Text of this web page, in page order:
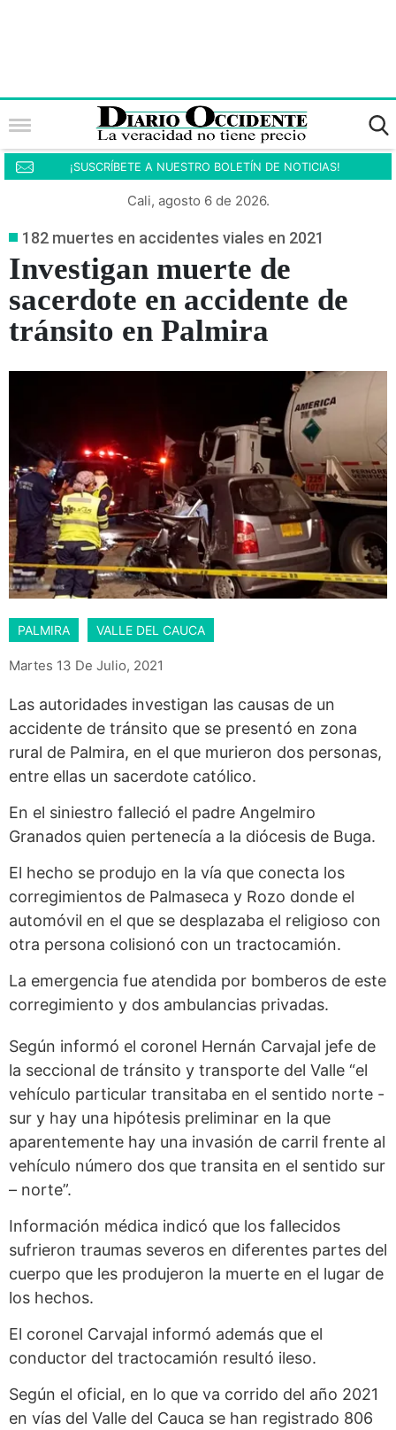
¡SUSCRÍBETE A NUESTRO BOLETÍN DE NOTICIAS!
Cali, agosto 6 de 2026.
182 muertes en accidentes viales en 2021
Investigan muerte de
sacerdote en accidente de
tránsito en Palmira
PALMIRA VALLE DEL CAUCA
Martes 13 De Julio, 2021
Las autoridades investigan las causas de un
accidente de tránsito que se presentó en zona
rural de Palmira, en el que murieron dos personas,
entre ellas un sacerdote católico.
En el siniestro falleció el padre Angelmiro
Granados quien pertenecía a la diócesis de Buga.
El hecho se produjo en la vía que conecta los
corregimientos de Palmaseca y Rozo donde el
automóvil en el que se desplazaba el religioso con
otra persona colisionó con un tractocamión.
La emergencia fue atendida por bomberos de este
corregimiento y dos ambulancias privadas.
Según informó el coronel Hernán Carvajal jefe de
la seccional de tránsito y transporte del Valle “el
vehículo particular transitaba en el sentido norte -
sur y hay una hipótesis preliminar en la que
aparentemente hay una invasión de carril frente al
vehículo número dos que transita en el sentido sur
– norte”.
Información médica indicó que los fallecidos
sufrieron traumas severos en diferentes partes del
cuerpo que les produjeron la muerte en el lugar de
los hechos.
El coronel Carvajal informó además que el
conductor del tractocamión resultó ileso.
Según el oficial, en lo que va corrido del año 2021
en vías del Valle del Cauca se han registrado 806